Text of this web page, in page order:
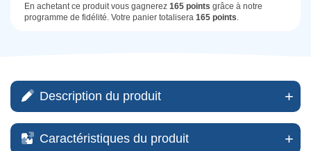
En achetant ce produit vous gagnerez 165 points grâce à notre
programme de fidélité. Votre panier totalisera 165 points.
Description du produit
Caractéristiques du produit